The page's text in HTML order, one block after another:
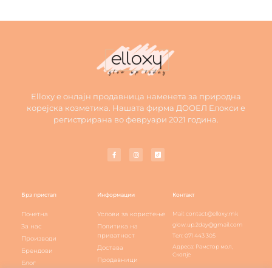
Elloxy е онлајн продавница наменета за природна
корејска козметика. Нашата фирма ДООЕЛ Елокси е
регистрирана во февруари 2021 година.
Брз пристап
Почетна
За нас
Производи
Брендови
Блог
Информации
Услови за користење
Политика на
приватност
Достава
Продавници
Контакт
Mail: contact@elloxy.mk
glow.up.2day@gmail.com
Тел: 071 443 305
Адреса: Рамстор мол,
Скопје